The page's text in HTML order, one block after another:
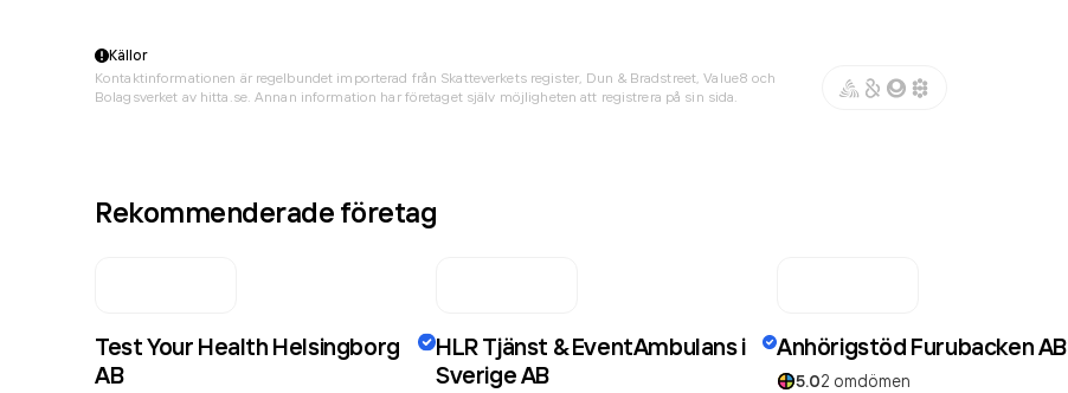
Källor
Kontaktinformationen är regelbundet importerad från Skatteverkets register, Dun & Bradstreet, Value8 och
Bolagsverket av hitta.se. Annan information har företaget själv möjligheten att registrera på sin sida.
Rekommenderade företag
Test Your Health Helsingborg
AB
HLR Tjänst & EventAmbulans i
Sverige AB
Anhörigstöd Furubacken AB
5.02 omdömen